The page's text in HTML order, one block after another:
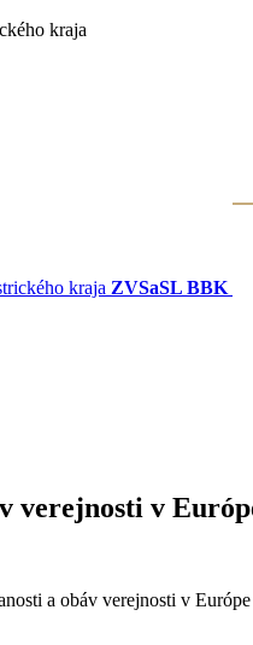
kraja
ZVSaSL BBK
v
a obáv verejnosti v